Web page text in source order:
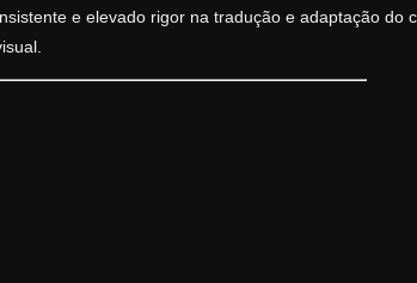
e elevado rigor na tradução e adaptação do